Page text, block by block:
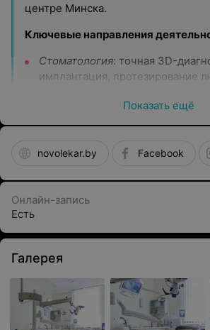
центре Минска.
Ключевые направления
Стоматология: точная 3D-
имплантация, протезирование
реставрация, лечение зубов
организма на оборудовании
в том числе ультразвуковая
беременных на любых сроках.
мониторирование.
(детская и взрослая), терапия,
эндокринология, кардиология,
(детская и взрослая), урология
взрослая).
Наши преимущества:
Показать ещё
novolekar.by Facebook
Онлайн-запись
Есть
Галерея